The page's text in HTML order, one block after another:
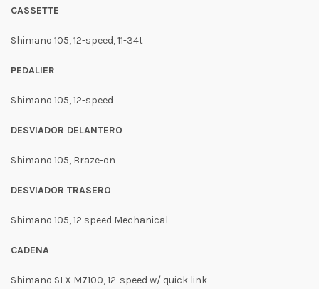
CASSETTE
Shimano 105, 12-speed, 11-34t
PEDALIER
Shimano 105, 12-speed
DESVIADOR DELANTERO
Shimano 105, Braze-on
DESVIADOR TRASERO
Shimano 105, 12 speed Mechanical
CADENA
Shimano SLX M7100, 12-speed w/ quick link